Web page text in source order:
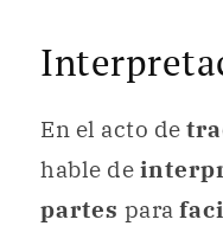
En el acto de
hable de
partes para